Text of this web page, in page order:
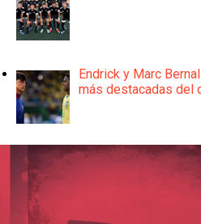
Endrick y Marc
más destacadas del